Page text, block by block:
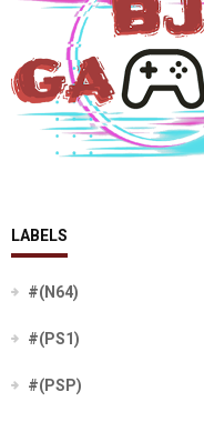
LABELS
#(N64)
#(PS1)
#(PSP)